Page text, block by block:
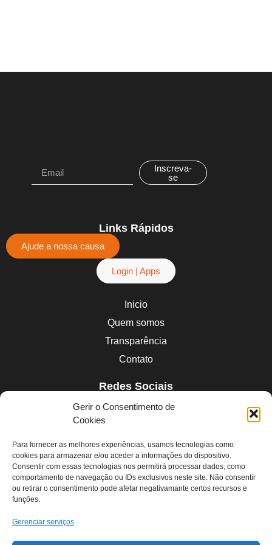
Gerir o Consentimento de
Cookies
Para fornecer as melhores experiências, usamos tecnologias como
cookies para armazenar e/ou aceder a informações do dispositivo.
Consentir com essas tecnologias nos permitirá processar dados, como
comportamento de navegação ou IDs exclusivos neste site. Não consentir
ou retirar o consentimento pode afetar negativamante certos recursos e
funções.
Gerenciar serviços
Inscreva-
se
Links Rápidos
Ajude a nossa causa
Login | Apps
Inicio
Quem somos
Transparência
Contato
Redes Sociais
Youtube
Contatos